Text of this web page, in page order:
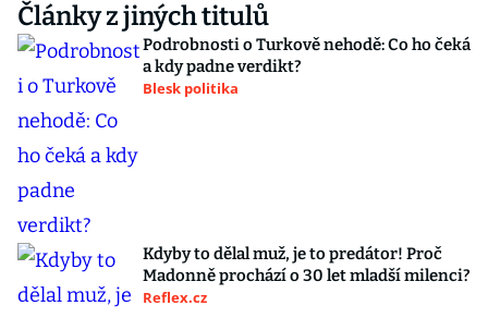
Články z jiných titulů
Podrobnosti o Turkově nehodě: Co ho čeká
a kdy padne verdikt?
Blesk politika
Kdyby to dělal muž, je to predátor! Proč
Madonně prochází o 30 let mladší milenci?
Reflex.cz